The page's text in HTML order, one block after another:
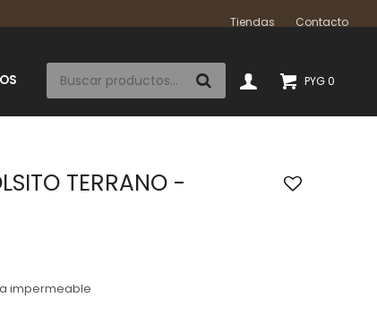
PYG0
Tiendas Contacto
TERRANO -
impermeable